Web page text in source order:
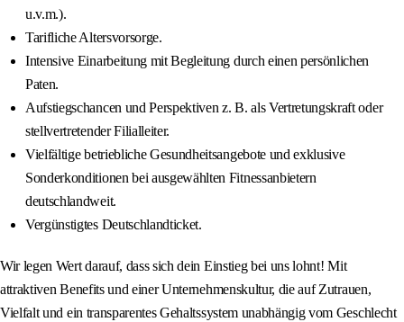
u.v.m.).
Tarifliche Altersvorsorge.
Intensive Einarbeitung mit Begleitung durch einen persönlichen
Paten.
Aufstiegschancen und Perspektiven z. B. als Vertretungskraft oder
stellvertretender Filialleiter.
Vielfältige betriebliche Gesundheitsangebote und exklusive
Sonderkonditionen bei ausgewählten Fitnessanbietern
deutschlandweit.
Vergünstigtes Deutschlandticket.
Wir legen Wert darauf, dass sich dein Einstieg bei uns lohnt! Mit
attraktiven Benefits und einer Unternehmenskultur, die auf Zutrauen,
Vielfalt und ein transparentes Gehaltssystem unabhängig vom Geschlecht